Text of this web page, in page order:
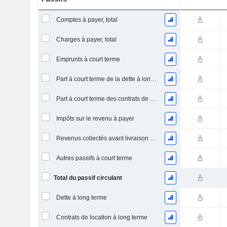
Comptes à payer, total
Charges à payer, total
Emprunts à court terme
Part à court terme de la dette à long terme
Part à court terme des contrats de location
Impôts sur le revenu à payer
Revenus collectés avant livraison du produit/service
Autres passifs à court terme
Total du passif circulant
Dette à long terme
Contrats de location à long terme